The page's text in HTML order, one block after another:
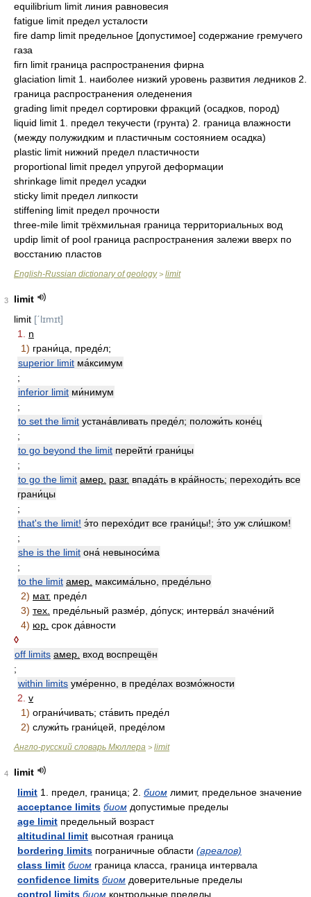
equilibrium limit линия равновесия
fatigue limit предел усталости
fire damp limit предельное [допустимое] содержание гремучего
газа
firn limit граница распространения фирна
glaciation limit 1. наиболее низкий уровень развития ледников 2.
граница распространения оледенения
grading limit предел сортировки фракций (осадков, пород)
liquid limit 1. предел текучести (грунта) 2. граница влажности
(между полужидким и пластичным состоянием осадка)
plastic limit нижний предел пластичности
proportional limit предел упругой деформации
shrinkage limit предел усадки
sticky limit предел липкости
stiffening limit предел прочности
three-mile limit трёхмильная граница территориальных вод
updip limit of pool граница распространения залежи вверх по
восстанию пластов
English-Russian dictionary of geology> limit
3
limit
limit [ˊlɪmɪt]
1.
n
1) грани́ца, преде́л;
superior limit ма́ксимум
;
inferior limit ми́нимум
;
to set the limit устана́вливать преде́л; положи́ть коне́ц
;
to go beyond the limit перейти́ грани́цы
;
to go the limit амер. разг. впада́ть в кра́йность; переходи́ть все
грани́цы
;
that's the limit! э́то перехо́дит все грани́цы!; э́то уж сли́шком!
;
she is the limit она́ невыноси́ма
;
to the limit амер. максима́льно, преде́льно
2) мат. преде́л
3) тех. преде́льный разме́р, до́пуск; интерва́л значе́ний
4) юр. срок да́вности
◊
off limits амер. вход воспрещён
;
within limits уме́ренно, в преде́лах возмо́жности
2. v
1) ограни́чивать; ста́вить преде́л
2) служи́ть грани́цей, преде́лом
Англо-русский словарь Мюллера > limit
4
limit
limit 1. предел, граница; 2. биом лимит, предельное значение
acceptance limits биом допустимые пределы
age limit предельный возраст
altitudinal limit высотная граница
bordering limits пограничные области (ареалов)
class limit биом граница класса, граница интервала
confidence limits биом доверительные пределы
control limits биом контрольные пределы